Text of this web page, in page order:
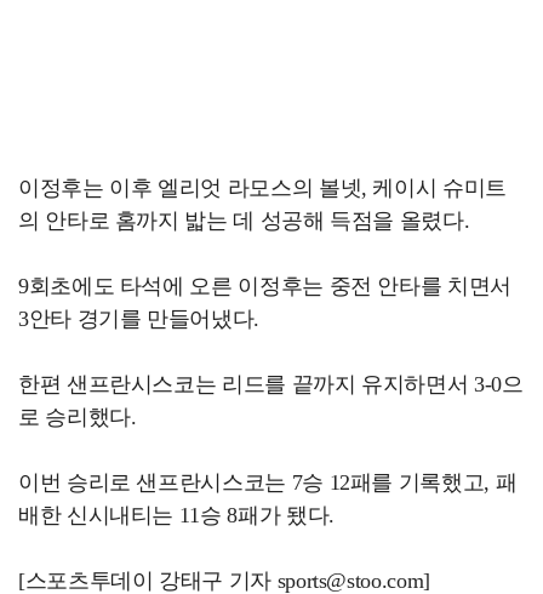
이정후는 이후 엘리엇 라모스의 볼넷, 케이시 슈미트
의 안타로 홈까지 밟는 데 성공해 득점을 올렸다.
9회초에도 타석에 오른 이정후는 중전 안타를 치면서
3안타 경기를 만들어냈다.
한편 샌프란시스코는 리드를 끝까지 유지하면서 3-0으
로 승리했다.
이번 승리로 샌프란시스코는 7승 12패를 기록했고, 패
배한 신시내티는 11승 8패가 됐다.
[스포츠투데이 강태구 기자 sports@stoo.com]